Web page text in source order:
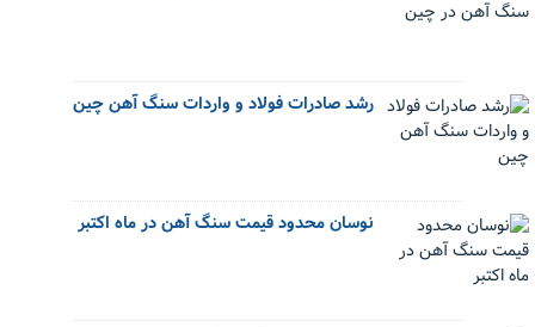
رشد صادرات فولاد و واردات سنگ آهن چین
نوسان محدود قیمت سنگ آهن در ماه اکتبر